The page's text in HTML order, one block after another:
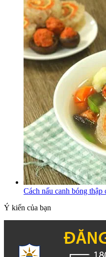
Cách nấu canh bóng
Ý kiến của bạn